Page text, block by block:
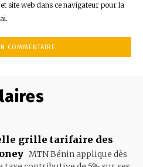
site web dans ce navigateur pour la
grille tarifaire des
MTN Bénin applique dès